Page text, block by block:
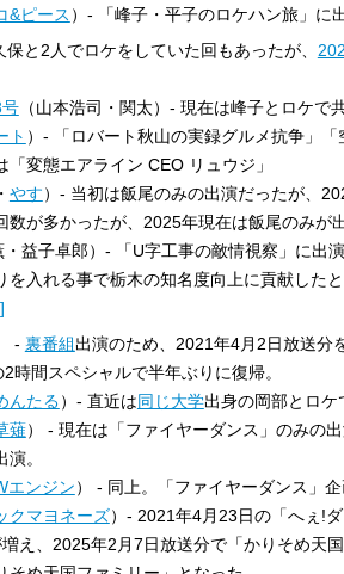
&ピース ）- 「峰子・平子のロケハン旅」に出
と2人でロケをしていた回もあったが、
（山本浩司・関太）- 現在は峰子とロケで
ト ）- 「ロバート秋山の実録グルメ抗争」
「変態エアライン CEO リュウジ」
やす）- 当初は飯尾のみの出演だったが、
数が多かったが、2025年現在は飯尾のみが出
・益子卓郎）- 「U字工事の敵情視察」に出
を入れる事で栃木の知名度向上に貢献したと
]
- 裏番組出演のため、2021年4月2日放送分
時間スペシャルで半年ぶりに復帰。
んたる）- 直近は同じ大学出身の岡部とロケ
薙） - 現在は「ファイヤーダンス」のみの
。
エンジン） - 同上。「ファイヤーダンス」企
クマヨネーズ）- 2021年4月23日の「へぇ!
え、2025年2月7日放送分で「かりそめ天